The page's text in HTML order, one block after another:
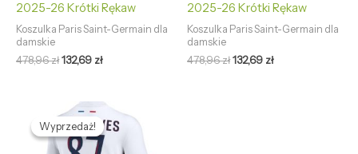
2025-26 Krótki Rękaw
Koszulka Paris Saint-Germain dla
damskie
478,96zł132,69 zł
2025-26 Krótki Rękaw
Koszulka Paris Saint-Germain dla
damskie
478,96zł132,69 zł
Wyprzedaż!
Wyprzedaż!
Pierwotna
cena
wynosiła:
478,96 zł.
cena
wynosi:
132,69 zł.